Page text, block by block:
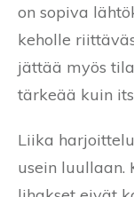
on sopiva
keholle
jättää myös
tärkeää kuin
Liika
usein luullaan.